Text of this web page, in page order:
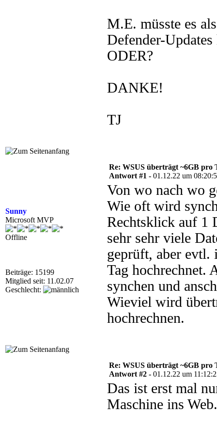
M.E. müsste es
Defender-
ODER?
DANKE!
TJ
Sunny
Microsoft MVP
Offline
Beiträge: 15199
Mitglied seit: 11.02.07
Geschlecht:
Re: WSUS überträgt ~6GB pro
Antwort #1 - 01.12.22 um
Von wo nach wo
Wie oft wird
Rechtsklick auf 1
sehr sehr viele
geprüft, aber evtl.
Tag hochrechnet.
synchen und
Wieviel wird
hochrechnen.
Re: WSUS überträgt ~6GB pro
Antwort #2 - 01.12.22 um
Das ist erst mal
Maschine ins Web.